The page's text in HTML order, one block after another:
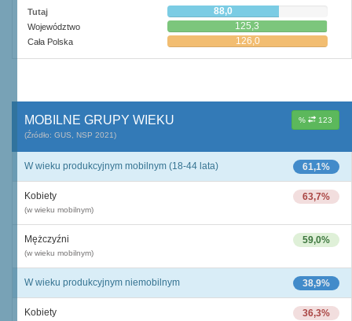
Tutaj 88,0
Województwo 125,3
Cała Polska 126,0
% 123
MOBILNE GRUPY WIEKU
(Źródło: GUS, NSP 2021)
61,1%
W wieku produkcyjnym mobilnym (18-44 lata)
63,7%
Kobiety
(w wieku mobilnym)
59,0%
Mężczyźni
(w wieku mobilnym)
38,9%
W wieku produkcyjnym niemobilnym
36,3%
Kobiety